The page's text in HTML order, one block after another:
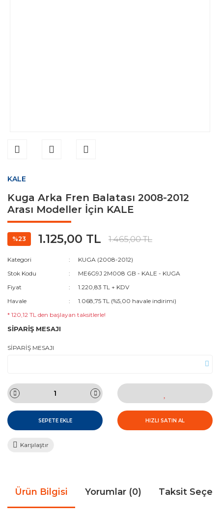
KALE
Kuga Arka Fren Balatası 2008-2012
Arası Modeller İçin KALE
%23 1.125,00 TL 1.465,00 TL
Kategori
KUGA (2008-2012)
Stok Kodu
ME6G9J 2M008 GB - KALE - KUGA
Fiyat
1.220,83 TL + KDV
Havale
1.068,75 TL (%5,00 havale indirimi)
* 120,12 TL den başlayan taksitlerle!
SİPARİŞ MESAJI
SİPARİŞ MESAJI
SEPETE EKLE HIZLI SATIN AL
Karşılaştır
Ürün Bilgisi Yorumlar (0) Taksit